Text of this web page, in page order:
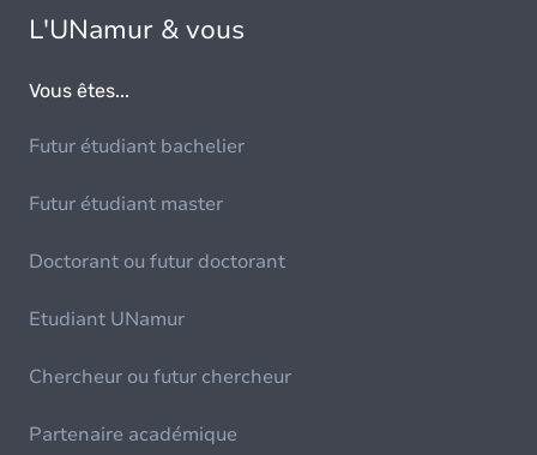
L'UNamur & vous
Vous êtes...
Futur étudiant bachelier
Futur étudiant master
Doctorant ou futur doctorant
Etudiant UNamur
Chercheur ou futur chercheur
Partenaire académique